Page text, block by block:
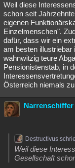
Weil diese
schon seit
eigenen
Einzelmenschen".
dafür, dass wir ein
am besten
wahnwitzig teure
Pensionistenstab, in
Österreich niemals
Narrenschiffer
Destructivus
Weil diese
Gesellschaft